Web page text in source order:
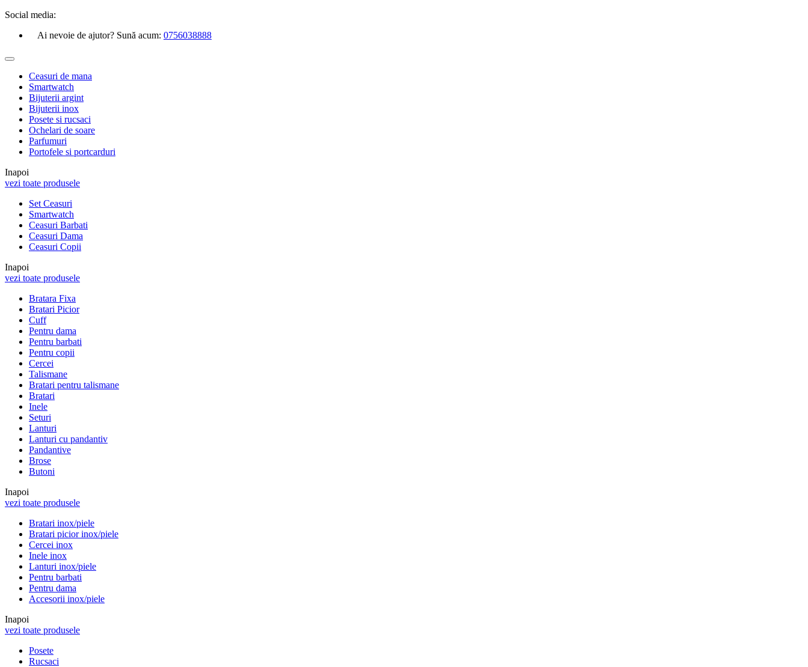
Social media:
Ai nevoie de ajutor? Sună acum: 0756038888
Ceasuri de mana
Smartwatch
Bijuterii argint
Bijuterii inox
Posete si rucsaci
Ochelari de soare
Parfumuri
Portofele si portcarduri
Inapoi
vezi toate produsele
Set Ceasuri
Smartwatch
Ceasuri Barbati
Ceasuri Dama
Ceasuri Copii
Inapoi
vezi toate produsele
Bratara Fixa
Bratari Picior
Cuff
Pentru dama
Pentru barbati
Pentru copii
Cercei
Talismane
Bratari pentru talismane
Bratari
Inele
Seturi
Lanturi
Lanturi cu pandantiv
Pandantive
Brose
Butoni
Inapoi
vezi toate produsele
Bratari inox/piele
Bratari picior inox/piele
Cercei inox
Inele inox
Lanturi inox/piele
Pentru barbati
Pentru dama
Accesorii inox/piele
Inapoi
vezi toate produsele
Posete
Rucsaci